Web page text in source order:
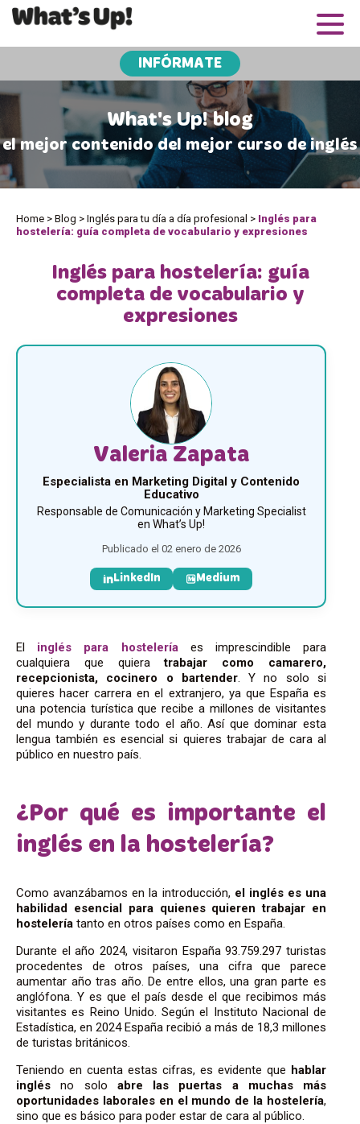
INFÓRMATE
What's Up! blog
el mejor contenido del mejor curso de inglés
Home > Blog > Inglés para tu día a día profesional > Inglés para
hostelería: guía completa de vocabulario y expresiones
Inglés para hostelería: guía
completa de vocabulario y
expresiones
Valeria Zapata
Especialista en Marketing Digital y Contenido
Educativo
Responsable de Comunicación y Marketing Specialist
en What’s Up!
Publicado el 02 enero de 2026
LinkedIn Medium
El inglés para hostelería
es imprescindible para
cualquiera que quieratrabajar como camarero,
recepcionista, cocinero o bartender. Y no solo si
quieres hacer carrera en el extranjero, ya que España es
una potencia turística que recibe a millones de visitantes
del mundo y durante todo el año. Así que dominar esta
lengua también es esencial si quieres trabajar de cara al
público en nuestro país.
¿Por qué es importante el
inglés en la hostelería?
Como avanzábamos en la introducción, el inglés es una
habilidad esencial para quienes quieren trabajar en
hostelería tanto en otros países como en España.
Durante el año 2024, visitaron España 93.759.297 turistas
procedentes de otros países, una cifra que parece
aumentar año tras año. De entre ellos, una gran parte es
anglófona. Y es que el país desde el que recibimos más
visitantes es Reino Unido. Según el Instituto Nacional de
Estadística, en 2024 España recibió a más de 18,3 millones
de turistas británicos.
Teniendo en cuenta estas cifras, es evidente que hablar
inglés no solo abre las puertas a muchas más
oportunidades laborales en el mundo de la hostelería,
sino que es básico para poder estar de cara al público.